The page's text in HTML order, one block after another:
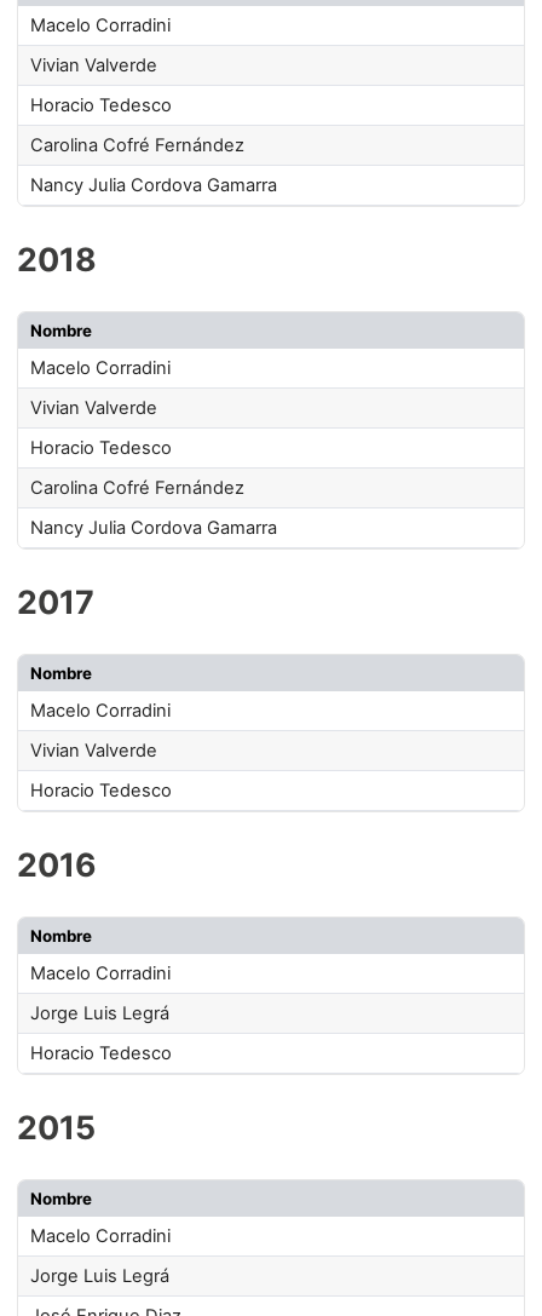
Macelo Corradini
Vivian Valverde
Horacio Tedesco
Carolina Cofré Fernández
Nancy Julia Cordova Gamarra
2018
Nombre
Macelo Corradini
Vivian Valverde
Horacio Tedesco
Carolina Cofré Fernández
Nancy Julia Cordova Gamarra
2017
Nombre
Macelo Corradini
Vivian Valverde
Horacio Tedesco
2016
Nombre
Macelo Corradini
Jorge Luis Legrá
Horacio Tedesco
2015
Nombre
Macelo Corradini
Jorge Luis Legrá